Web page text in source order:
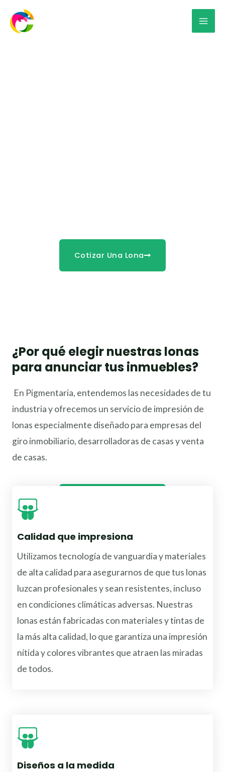
Cotizar Una Lona
¿Por qué elegir nuestras lonas
para anunciar tus inmuebles?
En Pigmentaria, entendemos las necesidades de tu
industria y ofrecemos un servicio de impresión de
lonas especialmente diseñado para empresas del
giro inmobiliario, desarrolladoras de casas y venta
de casas.
Calidad que impresiona
Utilizamos tecnología de vanguardia y materiales
de alta calidad para asegurarnos de que tus lonas
luzcan profesionales y sean resistentes, incluso
en condiciones climáticas adversas. Nuestras
lonas están fabricadas con materiales y tintas de
la más alta calidad, lo que garantiza una impresión
nítida y colores vibrantes que atraen las miradas
de todos.
Diseños a la medida